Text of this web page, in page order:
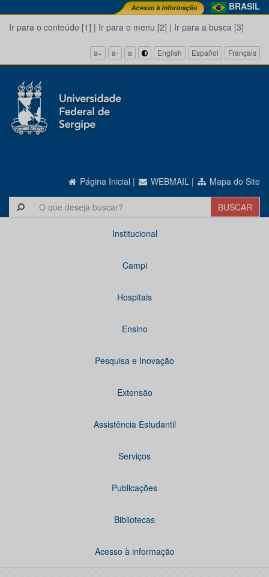
BRASIL
Ir para o conteúdo [1] | Ir para o menu [2] | Ir para a busca [3]
a+ a- a English Español Français
Página Inicial | WEBMAIL | Mapa do Site
Institucional
Campi
Hospitais
Ensino
Pesquisa e Inovação
Extensão
Assistência Estudantil
Serviços
Publicações
Bibliotecas
Acesso à informação